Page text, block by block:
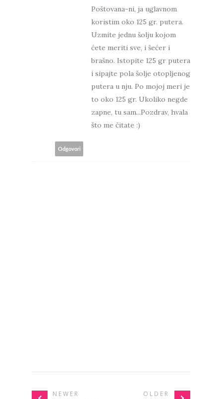
Poštovana-ni, ja uglavnom
koristim oko 125 gr. putera.
Uzmite jednu šolju kojom
ćete meriti sve, i šećer i
brašno. Istopite 125 gr putera
i sipajte pola šolje otopljenog
putera u nju. Po mojoj meri je
to oko 125 gr. Ukoliko negde
zapne, tu sam...Pozdrav, hvala
što me čitate :)
Odgovori
NEWER OLDER